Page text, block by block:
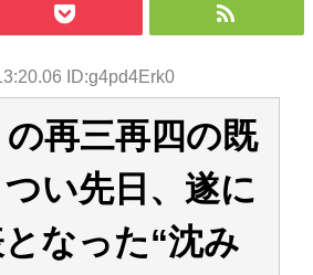
/ 筒井あやめ、アレをチラリ。こういう偶然の方
/ これから彼氏と行為する直前の賀喜遥香、やば
/ 「乃木坂46ののぎおび⊿」北野日奈子が生配
】
/ 【乃木坂46】井上和の『なぎおはぎ』って こん
ー星人 と同じと考えてよろしいですか？
ID:g4pd4Erk0
再三再四の既
い先日、遂に
なった“沈み